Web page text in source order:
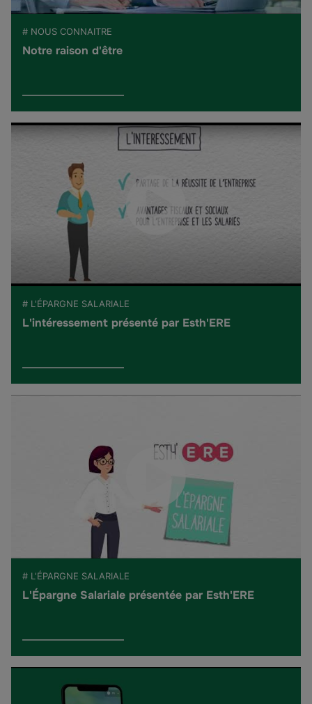
# NOUS CONNAITRE
Notre raison d'être
# L'ÉPARGNE SALARIALE
L'intéressement présenté par Esth'ERE
# L'ÉPARGNE SALARIALE
L'Épargne Salariale présentée par Esth'ERE